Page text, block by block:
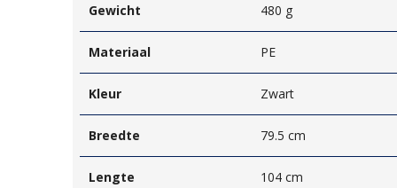
Gewicht 480 g
Materiaal PE
Kleur Zwart
Breedte 79.5 cm
Lengte 104 cm